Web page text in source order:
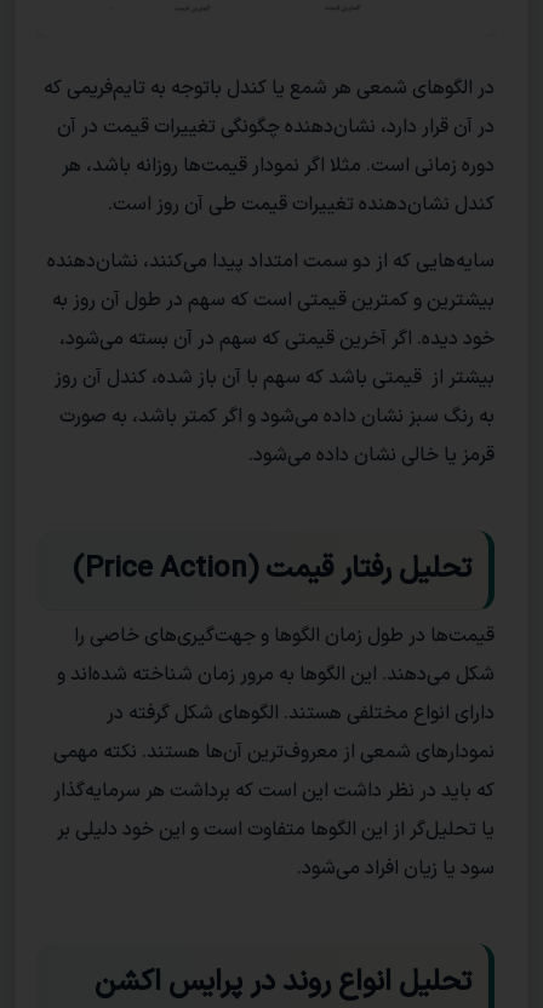
در الگو‌های شمعی هر شمع یا کندل باتوجه به تایم‌فریمی که
در آن قرار دارد، نشان‌دهنده‌ چگونگی تغییرات قیمت در آن
دوره زمانی است. مثلا اگر نمودار قیمت‌‌ها روزانه باشد، هر
کندل نشان‌دهنده‌ تغییرات قیمت طی آن روز است.
سایه‌هایی که از دو سمت امتداد پیدا می‌کنند، نشان‌دهنده
بیشترین و کمترین قیمتی است که سهم در طول آن روز به
خود دیده. اگر آخرین قیمتی که سهم در آن بسته می‌شود،
بیشتر از قیمتی باشد که سهم با آن باز شده، کندل آن روز
به رنگ سبز نشان داده می‌شود و اگر کمتر باشد، به صورت
قرمز یا خالی نشان داده‌ می‌شود.
تحلیل رفتار قیمت (Price Action)
قیمت‌ها در طول زمان الگو‌ها و جهت‌گیری‌های خاصی را
شکل می‌دهند. این الگو‌ها به مرور زمان شناخته شده‌اند و
دارای انواع مختلفی هستند. الگو‌های شکل گرفته در
نمودار‌های شمعی از معروف‌ترین آن‌ها هستند. نکته‌ مهمی
که باید در نظر داشت این است که برداشت هر سرمایه‌گذار
یا تحلیل‌گر از این الگو‌ها متفاوت است و این خود دلیلی بر
سود یا زیان افراد می‌شود.
تحلیل انواع روند در پرایس اکشن